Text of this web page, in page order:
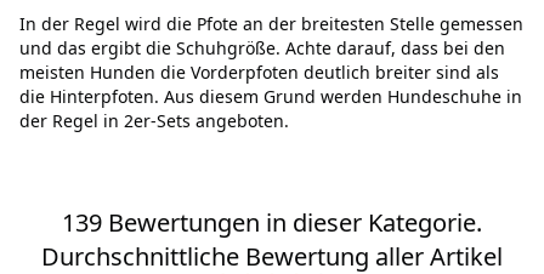
In der Regel wird die Pfote an der breitesten Stelle gemessen
und das ergibt die Schuhgröße. Achte darauf, dass bei den
meisten Hunden die Vorderpfoten deutlich breiter sind als
die Hinterpfoten. Aus diesem Grund werden Hundeschuhe in
der Regel in 2er-Sets angeboten.
139 Bewertungen in dieser Kategorie.
Durchschnittliche Bewertung aller Artikel